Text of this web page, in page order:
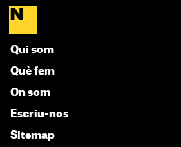
Qui som
Què fem
On som
Escriu-nos
Sitemap